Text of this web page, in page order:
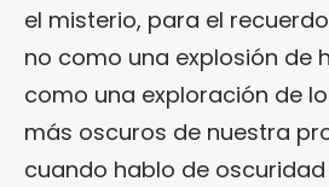
el misterio, para el
no como una explosión de
como una exploración de
más oscuros de nuestra
cuando hablo de